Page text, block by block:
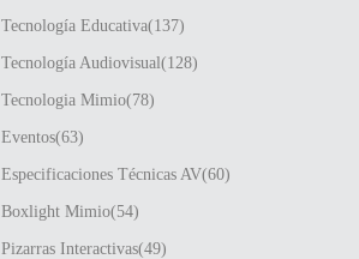
Tecnología Educativa(137)
Tecnología Audiovisual(128)
Tecnologia Mimio(78)
Eventos(63)
Especificaciones Técnicas AV(60)
Boxlight Mimio(54)
Pizarras Interactivas(49)